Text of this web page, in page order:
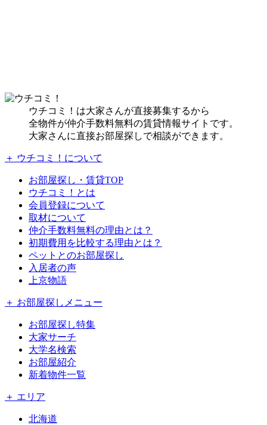
ウチコミ！は大家さんが直接募集するから
全物件が仲介手数料無料の賃貸情報サイトです。
大家さんに直接お部屋探しで相談ができます。
＋ ウチコミ！について
お部屋探し・賃貸TOP
ウチコミ！とは
会員登録について
取材について
仲介手数料無料の理由とは？
初期費用を比較する理由とは？
ペットとのお部屋探し
入居者の声
上京物語
＋ お部屋探しメニュー
お部屋探し特集
大家サーチ
大学名検索
お部屋紹介
新着物件一覧
＋ エリア
北海道